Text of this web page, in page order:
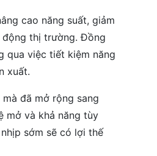
cao năng suất, giảm
động thị trường. Đồng
qua việc tiết kiệm năng
xuất.
đã mở rộng sang
mở và khả năng tùy
sớm sẽ có lợi thế